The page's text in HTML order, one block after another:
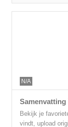
N/A
Bekijk je
vindt, upload